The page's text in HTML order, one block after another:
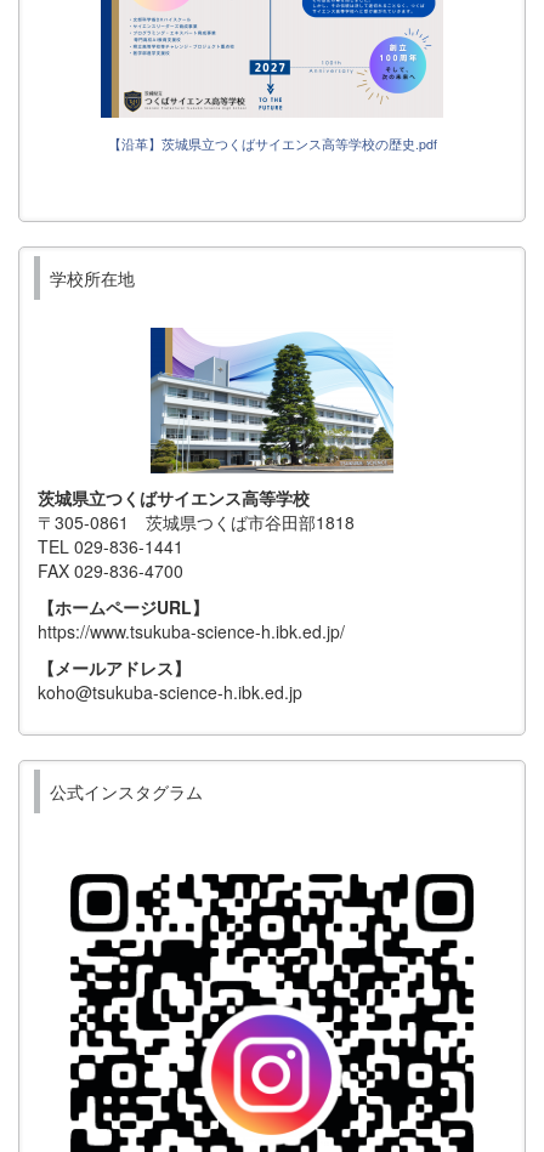
【沿革】茨城県立つくばサイエンス高等学校の歴史.pdf
学校所在地
茨城県立つくばサイエンス高等学校
〒305-0861 茨城県つくば市谷田部1818
TEL 029-836-1441
FAX 029-836-4700
【ホームページURL】
https://www.tsukuba-science-h.ibk.ed.jp/
【メールアドレス】
koho@tsukuba-science-h.ibk.ed.jp
公式インスタグラム